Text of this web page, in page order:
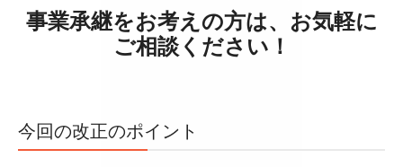
事業承継をお考えの方は、お気軽に
ご相談ください！
今回の改正のポイント